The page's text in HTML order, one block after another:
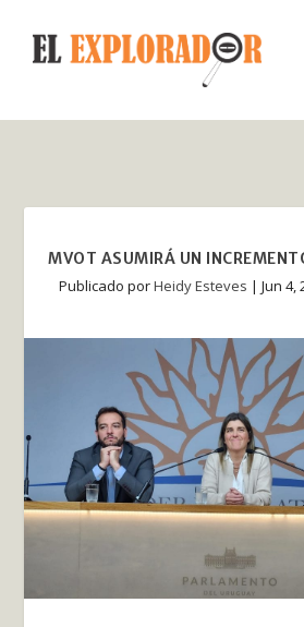
MVOT ASUMIRÁ UN
Publicado porHeidy Esteves | Jun 4,